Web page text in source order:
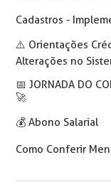
Cadastros -
⚠️ Orientações
Alterações no
📅️ JORNADA DO
🚀
💰 Abono Salarial
Como Conferir